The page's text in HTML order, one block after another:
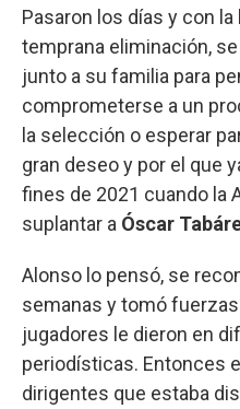
Pasaron los días y con
temprana eliminación,
junto a su familia para
comprometerse a un
la selección o esperar
gran deseo y por el que
fines de 2021 cuando la
suplantar a Óscar
Alonso lo pensó, se
semanas y tomó
jugadores le dieron en
periodísticas. Entonces
dirigentes que estaba